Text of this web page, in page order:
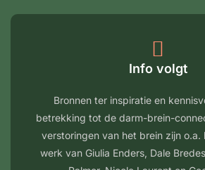
Info volgt
Bronnen ter inspiratie en
betrekking tot de darm-brein-
verstoringen van het brein zijn o.a.
werk van Giulia Enders, Dale